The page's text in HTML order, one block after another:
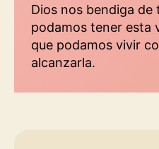
Dios nos bendiga de
podamos tener esta
que podamos vivir
alcanzarla.